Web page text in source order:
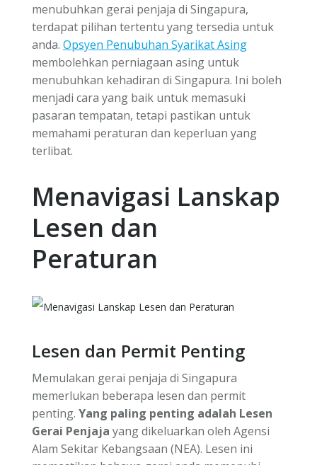
menubuhkan gerai penjaja di Singapura,
terdapat pilihan tertentu yang tersedia untuk
anda. Opsyen Penubuhan Syarikat Asing
membolehkan perniagaan asing untuk
menubuhkan kehadiran di Singapura. Ini boleh
menjadi cara yang baik untuk memasuki
pasaran tempatan, tetapi pastikan untuk
memahami peraturan dan keperluan yang
terlibat.
Menavigasi Lanskap
Lesen dan
Peraturan
Lesen dan Permit Penting
Memulakan gerai penjaja di Singapura
memerlukan beberapa lesen dan permit
penting. Yang paling penting adalah Lesen
Gerai Penjaja yang dikeluarkan oleh Agensi
Alam Sekitar Kebangsaan (NEA). Lesen ini